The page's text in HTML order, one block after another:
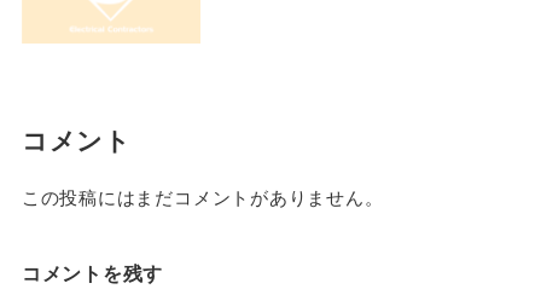
コメント
この投稿にはまだコメントがありません。
コメントを残す